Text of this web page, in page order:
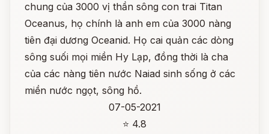
chung của 3000 vị thần sông con trai Titan
Oceanus, họ chính là anh em của 3000 nàng
tiên đại dương Oceanid. Họ cai quản các dòng
sông suối mọi miền Hy Lạp, đồng thời là cha
của các nàng tiên nước Naiad sinh sống ở các
miền nước ngọt, sông hồ.
07-05-2021
⭐ 4.8